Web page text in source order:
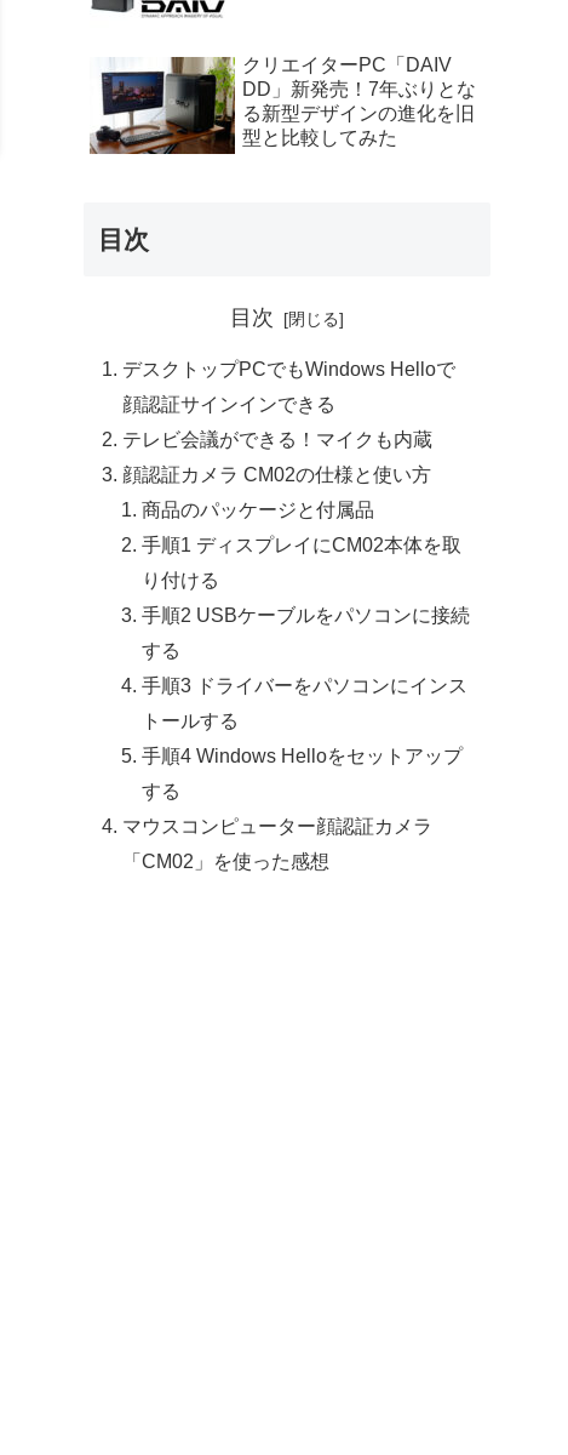
クリエイターPC「DAIV
DD」新発売！7年ぶりとな
る新型デザインの進化を旧
型と比較してみた
目次
目次
デスクトップPCでもWindows Helloで
顔認証サインインできる
テレビ会議ができる！マイクも内蔵
顔認証カメラ CM02の仕様と使い方
商品のパッケージと付属品
手順1 ディスプレイにCM02本体を取
り付ける
手順2 USBケーブルをパソコンに接続
する
手順3 ドライバーをパソコンにインス
トールする
手順4 Windows Helloをセットアップ
する
マウスコンピューター顔認証カメラ
「CM02」を使った感想